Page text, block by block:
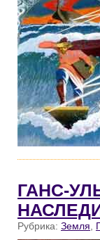
ГАНС-
Рубрика: Земля